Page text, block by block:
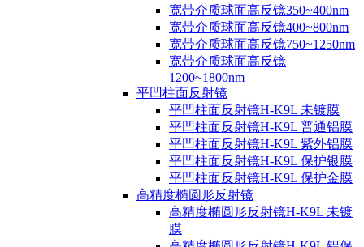
宽带介质球面高反镜350~400nm
宽带介质球面高反镜400~800nm
宽带介质球面高反镜750~1250nm
宽带介质球面高反镜
1200~1800nm
平凹柱面反射镜
平凹柱面反射镜H-K9L 未镀膜
平凹柱面反射镜H-K9L 普通铝膜
平凹柱面反射镜H-K9L 紫外铝膜
平凹柱面反射镜H-K9L 保护银膜
平凹柱面反射镜H-K9L 保护金膜
高精度椭圆形反射镜
高精度椭圆形反射镜H-K9L 未镀
膜